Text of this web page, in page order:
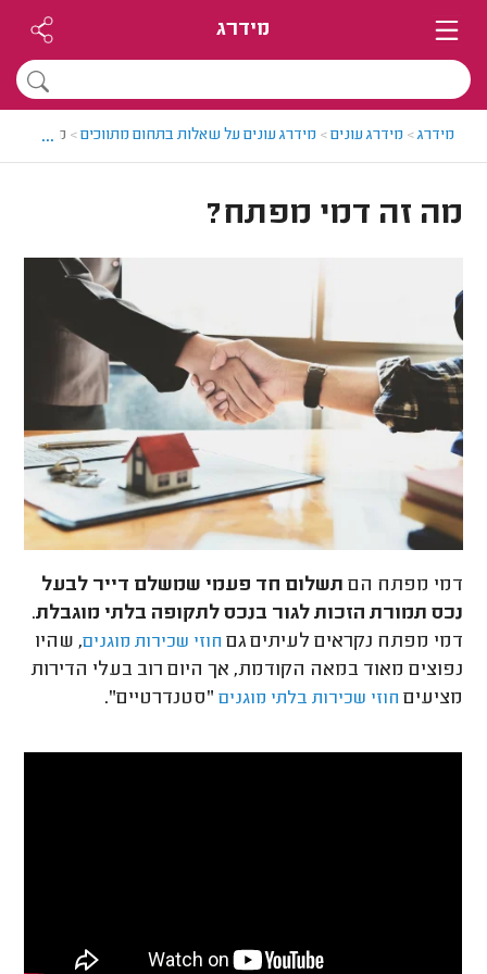
מידרג
מידרג> מידרג עונים> מידרג עונים על שאלות בתחום מתווכים> מה זה
...
מה זה דמי מפתח?
דמי מפתח הם תשלום חד פעמי שמשלם דייר לבעל
נכס תמורת הזכות לגור בנכס לתקופה בלתי מוגבלת.
דמי מפתח נקראים לעיתים גם חוזי שכירות מוגנים, שהיו
נפוצים מאוד במאה הקודמת, אך היום רוב בעלי הדירות
מציעים חוזי שכירות בלתי מוגנים "סטנדרטיים".